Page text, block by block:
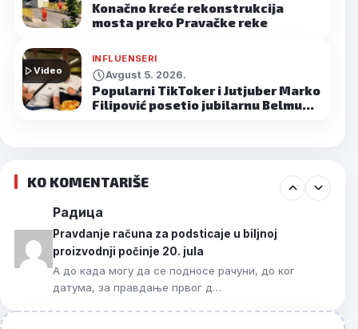
Konačno kreće rekonstrukcija
mosta preko Pravačke reke
Video
INFLUENSERI
Avgust 5. 2026.
Popularni TikToker i Jutjuber Marko
Filipović posetio jubilarnu Belmu…
KO KOMENTARIŠE
Радица
Pravdanje računa za podsticaje u biljnoj
proizvodnji počinje 20. jula
А до када могу да се подносе рачуни, до ког
датума, за правдање првог д…